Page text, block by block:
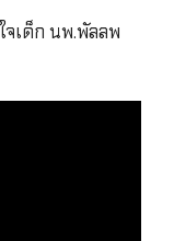
จเด็ก นพ.พัลลพ